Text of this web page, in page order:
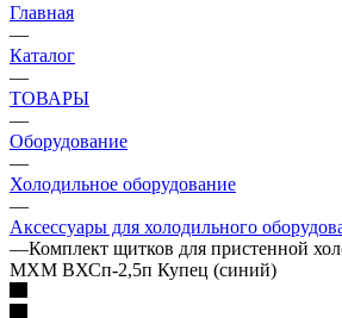
Главная
—
Каталог
—
ТОВАРЫ
—
Оборудование
—
Холодильное оборудование
—
Аксессуары для холодильного
—Комплект щитков для пристенной
МХМ ВХСп-2,5п Купец (синий)